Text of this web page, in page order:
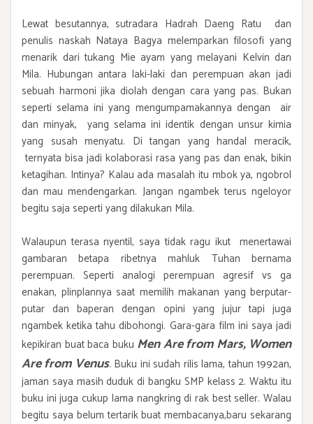
Lewat besutannya, sutradara Hadrah Daeng Ratu dan
penulis naskah Nataya Bagya melemparkan filosofi yang
menarik dari tukang Mie ayam yang melayani Kelvin dan
Mila. Hubungan antara laki-laki dan perempuan akan jadi
sebuah harmoni jika diolah dengan cara yang pas. Bukan
seperti selama ini yang mengumpamakannya dengan air
dan minyak, yang selama ini identik dengan unsur kimia
yang susah menyatu. Di tangan yang handal meracik,
ternyata bisa jadi kolaborasi rasa yang pas dan enak, bikin
ketagihan. Intinya? Kalau ada masalah itu mbok ya, ngobrol
dan mau mendengarkan. Jangan ngambek terus ngeloyor
begitu saja seperti yang dilakukan Mila.
Walaupun terasa nyentil, saya tidak ragu ikut menertawai
gambaran betapa ribetnya mahluk Tuhan bernama
perempuan. Seperti analogi perempuan agresif vs ga
enakan, plinplannya saat memilih makanan yang berputar-
putar dan baperan dengan opini yang jujur tapi juga
ngambek ketika tahu dibohongi. Gara-gara film ini saya jadi
kepikiran buat baca buku Men Are from Mars, Women
Are from Venus. Buku ini sudah rilis lama, tahun 1992an,
jaman saya masih duduk di bangku SMP kelass 2. Waktu itu
buku ini juga cukup lama nangkring di rak best seller. Walau
begitu saya belum tertarik buat membacanya,baru sekarang